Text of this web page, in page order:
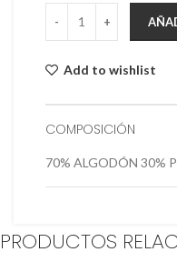
Add to wishlist
COMPOSICIÓN
70% ALGODÓN 30%
PRODUCTOS